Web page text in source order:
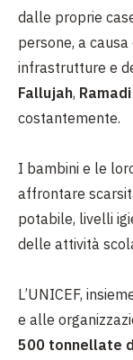
dalle proprie
persone, a
infrastrutture e
Fallujah, Ramadi
costantemente.
I bambini e le
affrontare
potabile, livelli
delle attività
L’UNICEF,
e alle
500 tonnellate